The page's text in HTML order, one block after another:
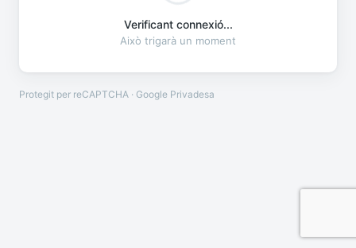
Verificant connexió...
Això trigarà un moment
Protegit per reCAPTCHA · Google Privadesa